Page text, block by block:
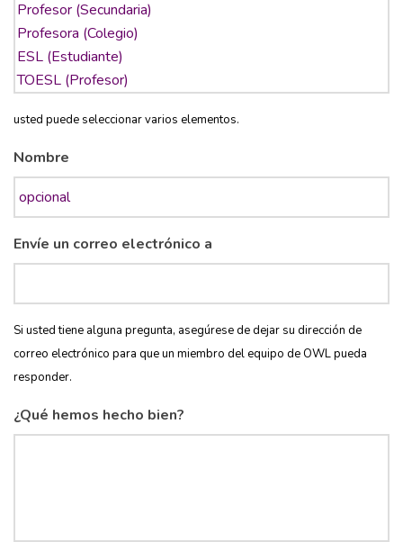
usted puede seleccionar varios elementos.
Nombre
Envíe un correo electrónico a
Si usted tiene alguna pregunta, asegúrese de dejar su dirección de
correo electrónico para que un miembro del equipo de OWL pueda
responder.
¿Qué hemos hecho bien?